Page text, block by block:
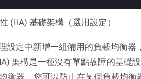
(HA) 基礎架構（選用設定）
設定中新增一組備用的負載均衡
架構是一種沒有單點故障的基礎
衡器，您可以防止在某個負載均